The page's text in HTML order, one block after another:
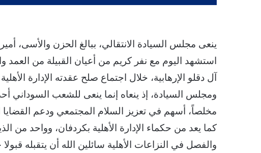
ينعى مجلس السيادة الانتقالي، ببالغ الحزن والأسى،
استشهد اليوم مع نفر كريم من أعيان القبيلة من العمد
آل دقلو الإرهابية، خلال اجتماع صلح عقدته الإدارة
ومجلس السيادة، إذ ينعاه إنما ينعى للشعب السوداني أحد
مخلصاً، أسهم في تعزيز السلام المجتمعي ودعم القضايا
كما يعد من حكماء الإدارة الأهلية بكردفان، وواحد من
والفصل في النزاعات الأهلية سائلين الله أن يتقبله